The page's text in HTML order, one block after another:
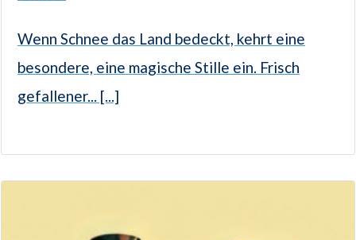
Wenn Schnee das Land bedeckt, kehrt eine
besondere, eine magische Stille ein. Frisch
gefallener... [...]